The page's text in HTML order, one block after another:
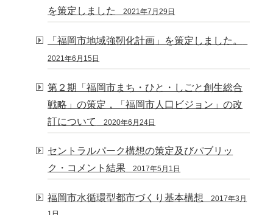
を策定しました
2021年7月29日
「福岡市地域強靭化計画」を策定しました。
2021年6月15日
第２期「福岡市まち・ひと・しごと創生総合
戦略」の策定，「福岡市人口ビジョン」の改
訂について
2020年6月24日
セントラルパーク構想の策定及びパブリッ
ク・コメント結果
2017年5月1日
福岡市水循環型都市づくり基本構想 2017年3月